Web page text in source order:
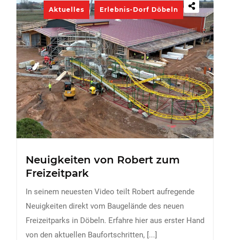
Aktuelles Erlebnis-Dorf Döbeln
Neuigkeiten von Robert zum
Freizeitpark
In seinem neuesten Video teilt Robert aufregende
Neuigkeiten direkt vom Baugelände des neuen
Freizeitparks in Döbeln. Erfahre hier aus erster Hand
von den aktuellen Baufortschritten, [...]